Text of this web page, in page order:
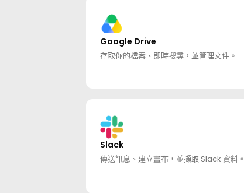
Google Drive
存取你的檔案、即時搜尋，並管理文件。
Slack
傳送訊息、建立畫布，並擷取 Slack 資料。